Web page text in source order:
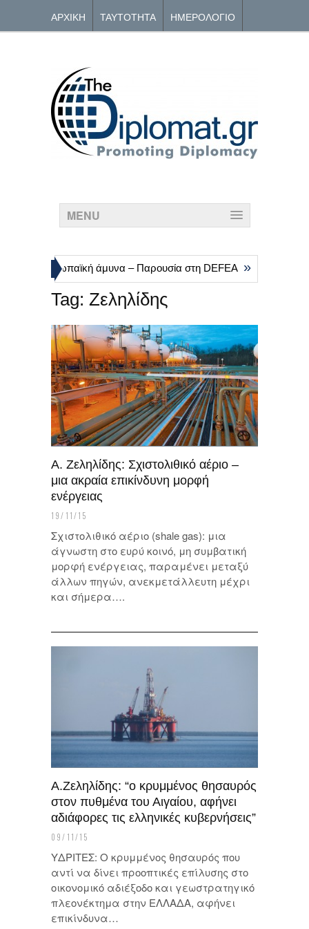
ΑΡΧΙΚΗ ΤΑΥΤΟΤΗΤΑ ΗΜΕΡΟΛΟΓΙΟ
MENU
για την ευρωπαϊκή άμυνα – Παρουσία στη DEFEA » Nord
Tag: Ζεληλίδης
Α. Ζεληλίδης: Σχιστολιθικό αέριο –
μια ακραία επικίνδυνη μορφή
ενέργειας
19/11/15
Σχιστολιθικό αέριο (shale gas): μια
άγνωστη στο ευρύ κοινό, μη συμβατική
μορφή ενέργειας, παραμένει μεταξύ
άλλων πηγών, ανεκμετάλλευτη μέχρι
και σήμερα….
Α.Ζεληλίδης: “ο κρυμμένος θησαυρός
στον πυθμένα του Αιγαίου, αφήνει
αδιάφορες τις ελληνικές κυβερνήσεις”
09/11/15
ΥΔΡΙΤΕΣ: Ο κρυμμένος θησαυρός που
αντί να δίνει προοπτικές επίλυσης στο
οικονομικό αδιέξοδο και γεωστρατηγικό
πλεονέκτημα στην ΕΛΛΑΔΑ, αφήνει
επικίνδυνα…